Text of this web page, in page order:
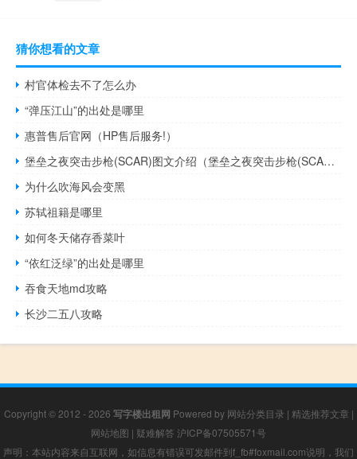
猜你想看的文章
村官体检去不了怎么办
“弹压江山”的出处是哪里
惠普售后官网（HP售后服务!）
堡垒之夜突击步枪(SCAR)图文介绍（堡垒之夜突击步枪(SCAR)图文详细介绍）
为什么吹海风会变黑
苏轼祖籍是哪里
如何冬天储存香菜叶
“依红泛绿”的出处是哪里
吞食天地md攻略
长沙二五八攻略
Copyright © 2012 - 2026 写字楼出租网 Powered by 网站分类目录 | 精选推荐文章 |
网站地图 | 疑难解答 沪ICP备07505571号
声明：本站内容来自互联网，如信息有错误可发邮件到f_fb#foxmail.com说明，我们